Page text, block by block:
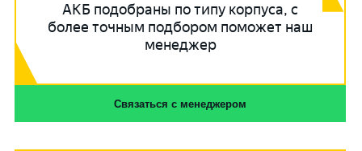
АКБ подобраны по типу корпуса, с
более точным подбором поможет наш
менеджер
Связаться с менеджером